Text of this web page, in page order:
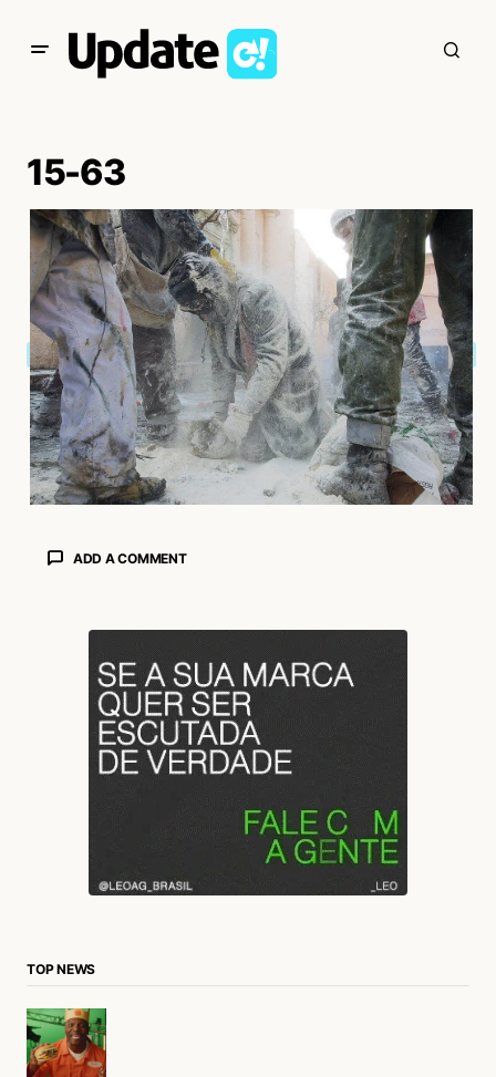
15-63
ADD A COMMENT
login
TOP NEWS